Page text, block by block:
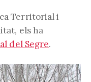
Territorial i
els ha
del Segre.